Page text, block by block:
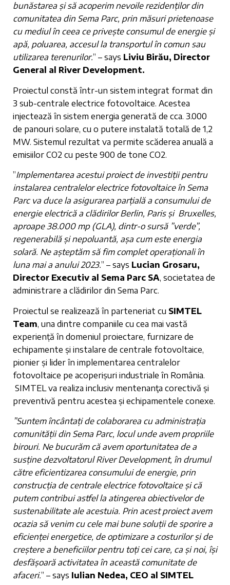
bunăstarea și să acoperim nevoile rezidenților din
comunitatea din Sema Parc, prin măsuri prietenoase
cu mediul în ceea ce privește consumul de energie și
apă, poluarea, accesul la transportul în comun sau
utilizarea terenurilor.” – says Liviu Birău, Director
General al River Development.
Proiectul constă într-un sistem integrat format din
3 sub-centrale electrice fotovoltaice. Acestea
injectează în sistem energia generată de cca. 3.000
de panouri solare, cu o putere instalată totală de 1,2
MW. Sistemul rezultat va permite scăderea anuală a
emisiilor CO2 cu peste 900 de tone CO2.
”Implementarea acestui proiect de investiții pentru
instalarea centralelor electrice fotovoltaice în Sema
Parc va duce la asigurarea parțială a consumului de
energie electrică a clădirilor Berlin, Paris și Bruxelles,
aproape 38.000 mp (GLA), dintr-o sursă ”verde”,
regenerabilă și nepoluantă, așa cum este energia
solară. Ne așteptăm să fim complet operaționali în
luna mai a anului 2023.” – says Lucian Grosaru,
Director Executiv al Sema Parc SA, societatea de
administrare a clădirilor din Sema Parc.
Proiectul se realizează în parteneriat cu SIMTEL
Team, una dintre companiile cu cea mai vastă
experiență în domeniul proiectare, furnizare de
echipamente și instalare de centrale fotovoltaice,
pionier și lider în implementarea centralelor
fotovoltaice pe acoperișuri industriale în România.
SIMTEL va realiza inclusiv mentenanţa corectivă și
preventivă pentru acestea și echipamentele conexe.
”Suntem încântați de colaborarea cu administrația
comunității din Sema Parc, locul unde avem propriile
birouri. Ne bucurăm că avem oportunitatea de a
susține dezvoltatorul River Development, în drumul
către eficientizarea consumului de energie, prin
construcția de centrale electrice fotovoltaice și că
putem contribui astfel la atingerea obiectivelor de
sustenabilitate ale acestuia. Prin acest proiect avem
ocazia să venim cu cele mai bune soluții de sporire a
eficienței energetice, de optimizare a costurilor și de
creștere a beneficiilor pentru toți cei care, ca și noi, își
desfășoară activitatea în această comunitate de
afaceri.” – says Iulian Nedea, CEO al SIMTEL